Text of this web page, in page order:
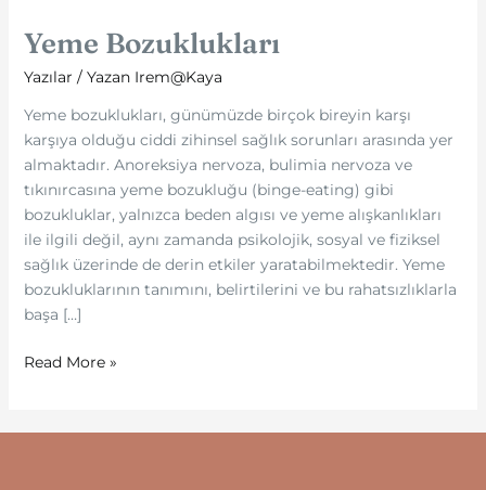
Yeme Bozuklukları
Yazılar / Yazan Irem@Kaya
Yeme bozuklukları, günümüzde birçok bireyin karşı
karşıya olduğu ciddi zihinsel sağlık sorunları arasında yer
almaktadır. Anoreksiya nervoza, bulimia nervoza ve
tıkınırcasına yeme bozukluğu (binge-eating) gibi
bozukluklar, yalnızca beden algısı ve yeme alışkanlıkları
ile ilgili değil, aynı zamanda psikolojik, sosyal ve fiziksel
sağlık üzerinde de derin etkiler yaratabilmektedir. Yeme
bozukluklarının tanımını, belirtilerini ve bu rahatsızlıklarla
başa […]
Yeme
Read More »